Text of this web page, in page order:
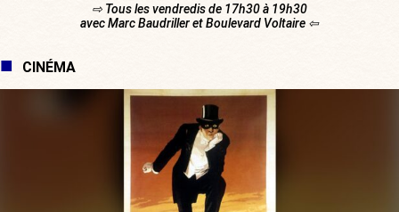
⇨ Tous les vendredis de 17h30 à 19h30
avec Marc Baudriller et Boulevard Voltaire ⇦
CINÉMA